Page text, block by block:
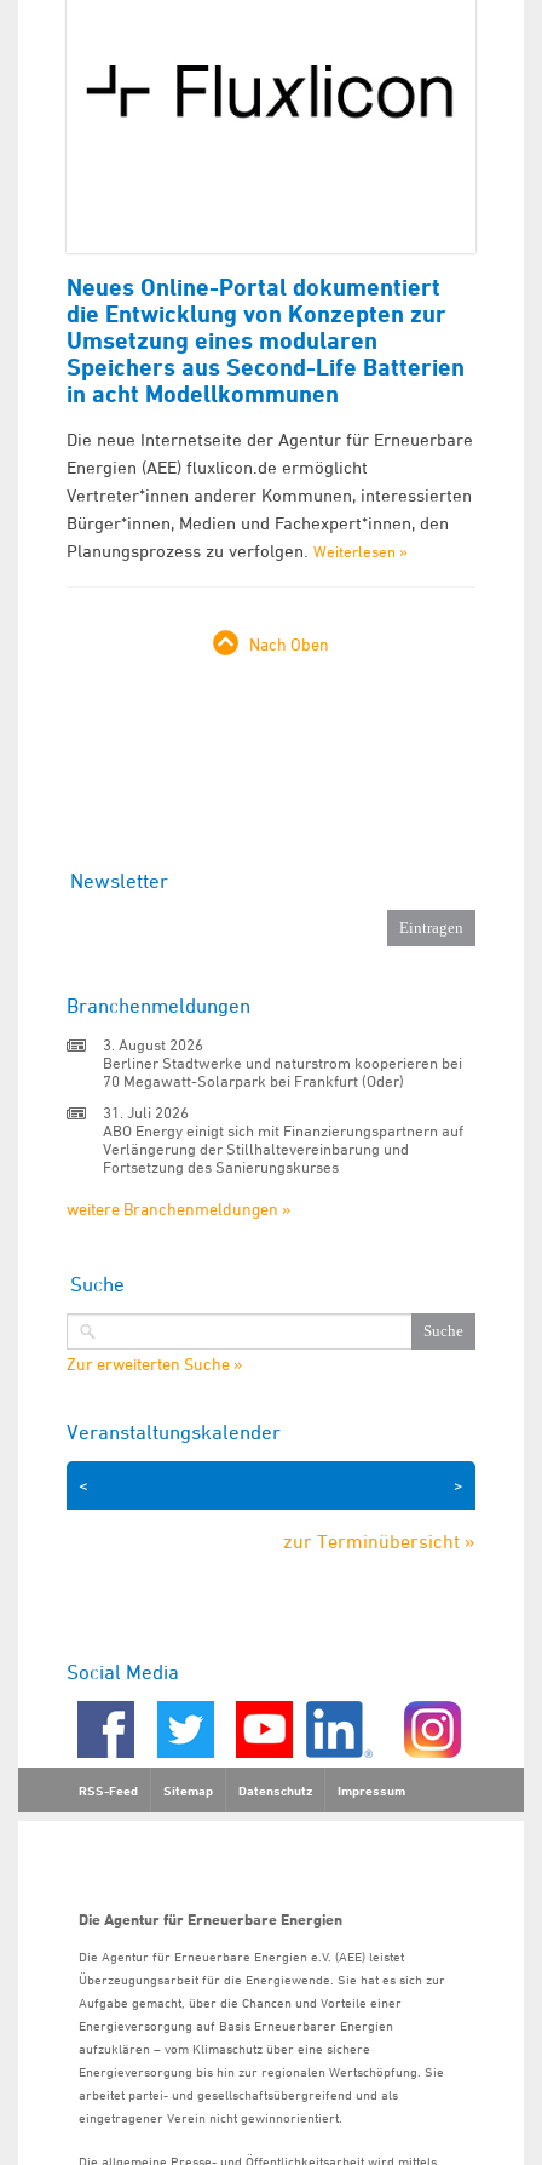
Neues Online-Portal dokumentiert
die Entwicklung von Konzepten zur
Umsetzung eines modularen
Speichers aus Second-Life Batterien
in acht Modellkommunen
Die neue Internetseite der Agentur für Erneuerbare
Energien (AEE) fluxlicon.de ermöglicht
Vertreter*innen anderer Kommunen, interessierten
Bürger*innen, Medien und Fachexpert*innen, den
Planungsprozess zu verfolgen. Weiterlesen »
Nach Oben
Newsletter
Branchenmeldungen
3. August 2026
Berliner Stadtwerke und naturstrom kooperieren bei
70 Megawatt-Solarpark bei Frankfurt (Oder)
31. Juli 2026
ABO Energy einigt sich mit Finanzierungspartnern auf
Verlängerung der Stillhaltevereinbarung und
Fortsetzung des Sanierungskurses
weitere Branchenmeldungen »
Suche
Zur erweiterten Suche »
Veranstaltungskalender
>
<
zur Terminübersicht »
Social Media
RSS-Feed Sitemap Datenschutz Impressum
Die Agentur für Erneuerbare Energien
Die Agentur für Erneuerbare Energien e.V. (AEE) leistet
Überzeugungsarbeit für die Energiewende. Sie hat es sich zur
Aufgabe gemacht, über die Chancen und Vorteile einer
Energieversorgung auf Basis Erneuerbarer Energien
aufzuklären – vom Klimaschutz über eine sichere
Energieversorgung bis hin zur regionalen Wertschöpfung. Sie
arbeitet partei- und gesellschaftsübergreifend und als
eingetragener Verein nicht gewinnorientiert.
Die allgemeine Presse- und Öffentlichkeitsarbeit wird mittels